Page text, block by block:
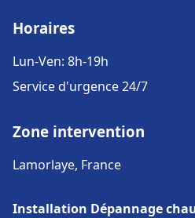
Horaires
Lun-Ven: 8h-19h
Service d'urgence 24/7
Zone intervention
Lamorlaye, France
Installation Dépannage